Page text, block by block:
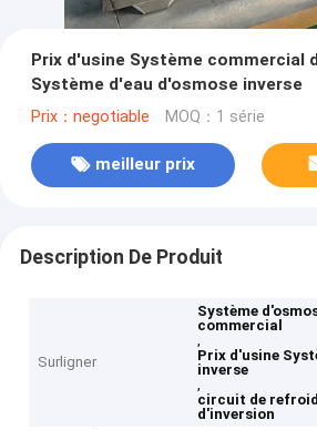
Prix d'usine Système commercial
Système d'eau d'osmose inverse
Prix：negotiable MOQ：1 série
meilleur prix
Description De Produit
Surligner
Système
commercial
,
Prix d'usine
inverse
,
circuit de
d'inversion